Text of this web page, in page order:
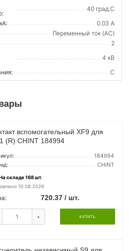
40 град.C
0.03 А
Переменный ток (AC)
2
4 кВ
C
вспомогательный XF9 для
(R) CHINT 184994
184994
CHINT
На складе 168 шт.
10.08.2026
720.37 / шт.
+ КУПИТЬ